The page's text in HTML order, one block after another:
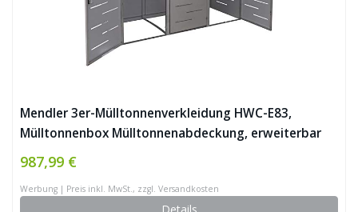
Mendler 3er-Mülltonnenverkleidung HWC-E83,
Mülltonnenbox Mülltonnenabdeckung, erweiterbar
108x61x76cm – Edelstahl
987,99 €
Werbung | Preis inkl. MwSt., zzgl. Versandkosten